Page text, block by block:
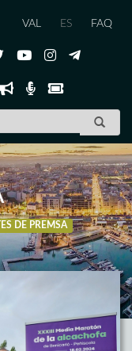
VAL ES FAQ
DE PREMSA